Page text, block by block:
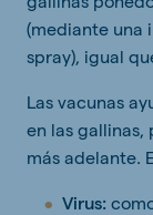
(mediante una
spray), igual
Las vacunas
en las
más adelante.
Virus: